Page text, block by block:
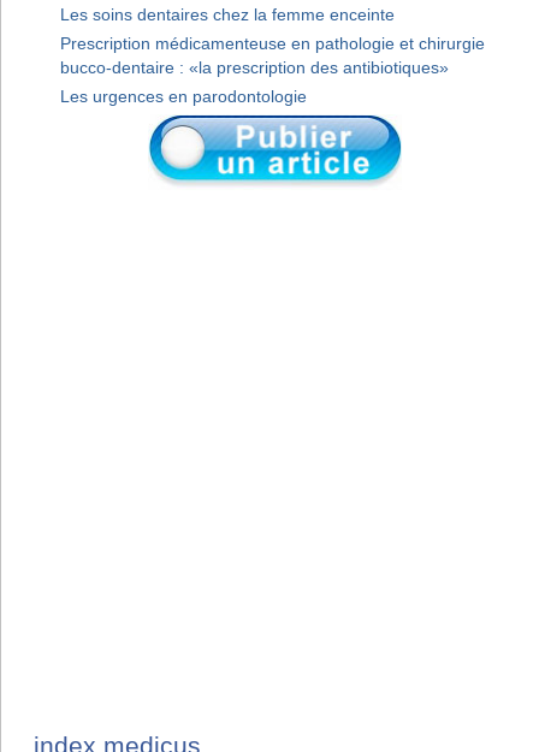
Les soins dentaires chez la femme enceinte
Prescription médicamenteuse en pathologie et chirurgie
bucco-dentaire : «la prescription des antibiotiques»
Les urgences en parodontologie
index medicus